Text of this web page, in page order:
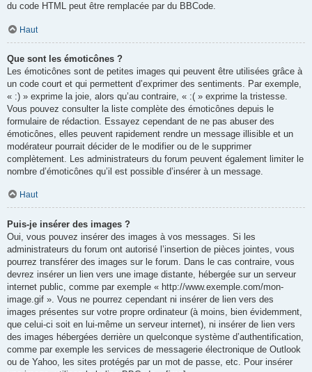
du code HTML peut être remplacée par du BBCode.
Haut
Que sont les émoticônes ?
Les émoticônes sont de petites images qui peuvent être utilisées grâce à
un code court et qui permettent d’exprimer des sentiments. Par exemple,
« :) » exprime la joie, alors qu’au contraire, « :( » exprime la tristesse.
Vous pouvez consulter la liste complète des émoticônes depuis le
formulaire de rédaction. Essayez cependant de ne pas abuser des
émoticônes, elles peuvent rapidement rendre un message illisible et un
modérateur pourrait décider de le modifier ou de le supprimer
complètement. Les administrateurs du forum peuvent également limiter le
nombre d’émoticônes qu’il est possible d’insérer à un message.
Haut
Puis-je insérer des images ?
Oui, vous pouvez insérer des images à vos messages. Si les
administrateurs du forum ont autorisé l’insertion de pièces jointes, vous
pourrez transférer des images sur le forum. Dans le cas contraire, vous
devrez insérer un lien vers une image distante, hébergée sur un serveur
internet public, comme par exemple « http://www.exemple.com/mon-
image.gif ». Vous ne pourrez cependant ni insérer de lien vers des
images présentes sur votre propre ordinateur (à moins, bien évidemment,
que celui-ci soit en lui-même un serveur internet), ni insérer de lien vers
des images hébergées derrière un quelconque système d’authentification,
comme par exemple les services de messagerie électronique de Outlook
ou de Yahoo, les sites protégés par un mot de passe, etc. Pour insérer